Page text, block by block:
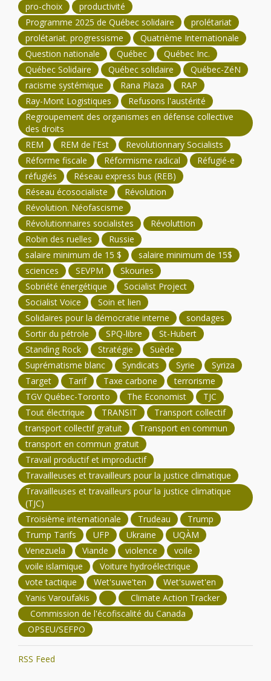
pro-choix
productivité
Programme 2025 de Québec solidaire
prolétariat
prolétariat. progressisme
Quatrième Internationale
Question nationale
Québec
Québec Inc.
Québec Solidaire
Québec solidaire
Québec-ZéN
racisme systémique
Rana Plaza
RAP
Ray-Mont Logistiques
Refusons l'austérité
Regroupement des organismes en défense collective
des droits
REM
REM de l'Est
Revolutionnary Socialists
Réforme fiscale
Réformisme radical
Réfugié-e
réfugiés
Réseau express bus (REB)
Réseau écosocialiste
Révolution
Révolution. Néofascisme
Révolutionnaires socialistes
Révoluttion
Robin des ruelles
Russie
salaire minimum de 15 $
salaire minimum de 15$
sciences
SEVPM
Skouries
Sobriété énergétique
Socialist Project
Socialist Voice
Soin et lien
Solidaires pour la démocratie interne
sondages
Sortir du pétrole
SPQ-libre
St-Hubert
Standing Rock
Stratégie
Suède
Suprématisme blanc
Syndicats Syrie
Syriza
Target
Tarif Taxe carbone
terrorisme
TGV Québec-Toronto
The Economist
TJC
Tout électrique
TRANSIT
Transport collectif
transport collectif gratuit
Transport en commun
transport en commun gratuit
Travail productif et improductif
Travailleuses et travailleurs pour la justice climatique
Travailleuses et travailleurs pour la justice climatique
(TJC)
Troisième internationale
Trudeau
Trump
Trump Tarifs
UFP Ukraine
UQÀM
Venezuela
Viande violence
voile
voile islamique
Voiture hydroélectrique
vote tactique
Wet'suwe'ten
Wet'suwet'en
Yanis Varoufakis
Climate Action Tracker
Commission de l'écofiscalité du Canada
OPSEU/SEFPO
RSS Feed